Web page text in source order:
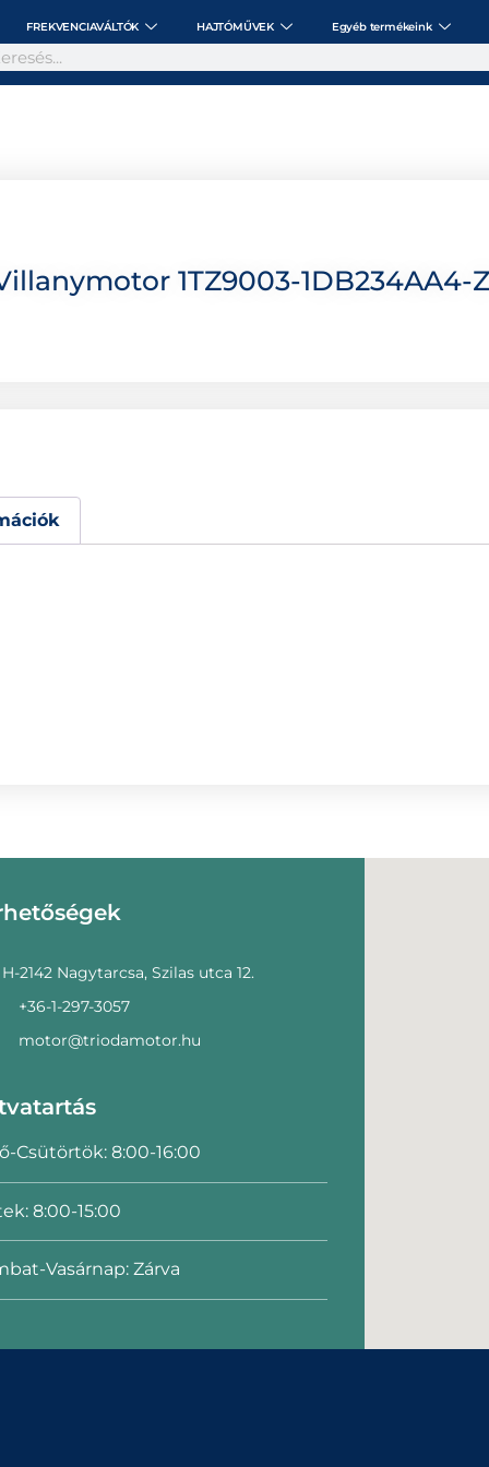
FREKVENCIAVÁLTÓK HAJTÓMŰVEK Egyéb termékeink
1TZ9003-1DB234AA4-
H-2142 Nagytarcsa, Szilas utca 12.
+36-1-297-3057
motor@triodamotor.hu
Csütörtök: 8:00-16:00
8:00-15:00
Vasárnap: Zárva